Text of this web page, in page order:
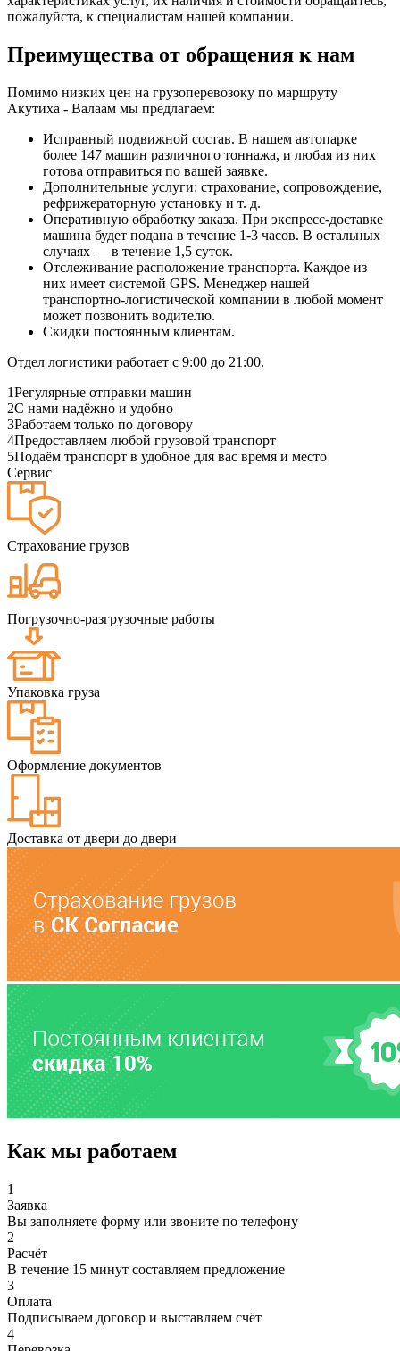
пожалуйста, к специалистам нашей компании.
Преимущества от обращения к нам
Помимо низких цен на грузоперевозоку по маршруту
Акутиха - Валаам мы предлагаем:
Исправный подвижной состав. В нашем автопарке
более 147 машин различного тоннажа, и любая из них
готова отправиться по вашей заявке.
Дополнительные услуги: страхование, сопровождение,
рефрижераторную установку и т. д.
Оперативную обработку заказа. При экспресс-доставке
машина будет подана в течение 1-3 часов. В остальных
случаях — в течение 1,5 суток.
Отслеживание расположение транспорта. Каждое из
них имеет системой GPS. Менеджер нашей
транспортно-логистической компании в любой момент
может позвонить водителю.
Скидки постоянным клиентам.
Отдел логистики работает с 9:00 до 21:00.
1Регулярные отправки машин
2С нами надёжно и удобно
3Работаем только по договору
4Предоставляем любой грузовой транспорт
5Подаём транспорт в удобное для вас время и место
Сервис
Страхование грузов
Погрузочно-разгрузочные работы
Упаковка груза
Оформление документов
Доставка от двери до двери
Как мы работаем
1
Заявка
Вы заполняете форму или звоните по телефону
2
Расчёт
В течение 15 минут составляем предложение
3
Оплата
Подписываем договор и выставляем счёт
4